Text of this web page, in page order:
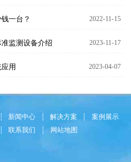
一台？ 2022-11-15
监测设备介绍 2023-11-17
用 2023-04-07
新闻中心 解决方案
案例展示
联系我们 网站地图